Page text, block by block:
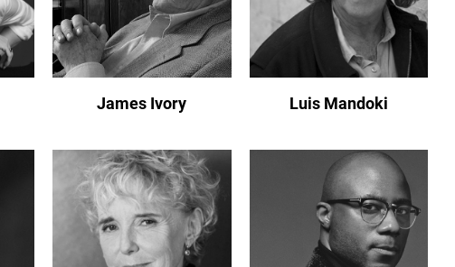
James Ivory Luis Mandoki